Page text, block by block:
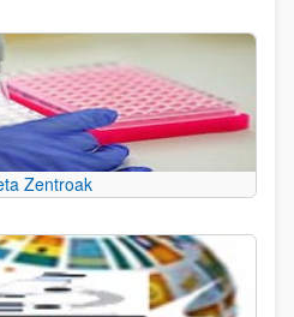
Zentroak